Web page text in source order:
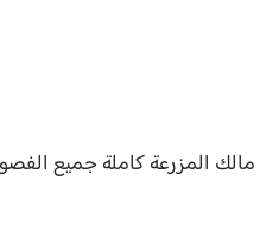
مالك المزرعةكاملة جميع